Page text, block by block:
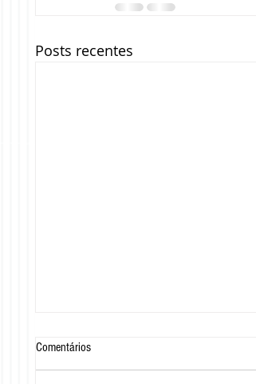
Posts recentes
Comentários